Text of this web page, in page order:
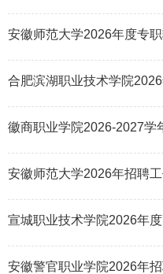
安徽师范大学2026年度专
安徽师范大学2026年招聘
宣城职业技术学院2026年